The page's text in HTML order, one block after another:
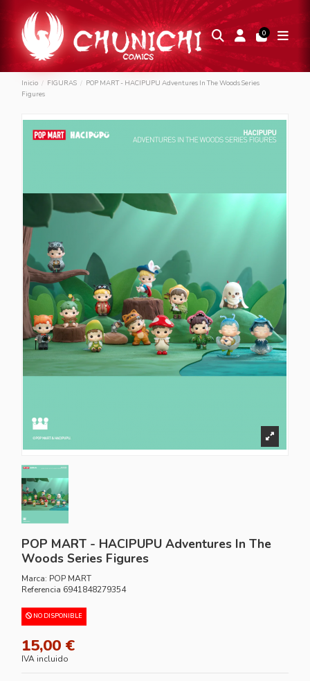
0
Inicio FIGURAS
POP MART - HACIPUPU Adventures In The Woods Series
Figures
POP MART - HACIPUPU Adventures In The
Woods Series Figures
Marca: POP MART
Referencia 6941848279354
NO DISPONIBLE
15,00 €
IVA incluido